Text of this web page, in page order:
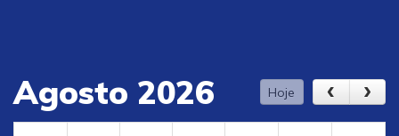
Agosto 2026 Hoje